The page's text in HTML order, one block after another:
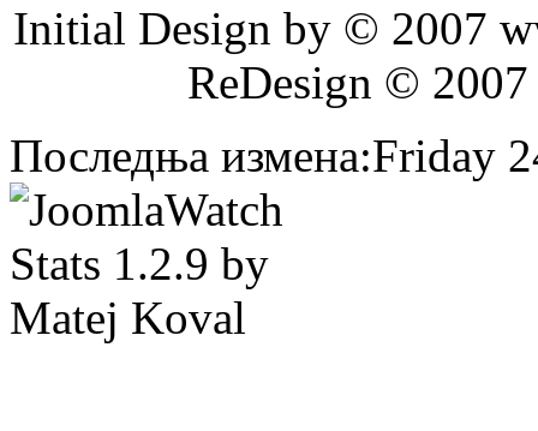
Initial Design by © 2007
ReDesign ©
Последња измена:Friday